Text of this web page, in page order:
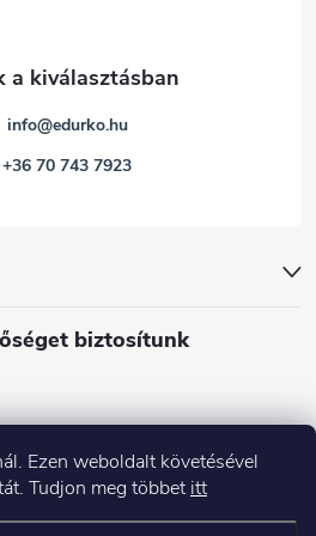
Ezen weboldalt követésével
Tudjon meg többet itt
biztosítunk
info@edurko.hu
+36 70 743 7923